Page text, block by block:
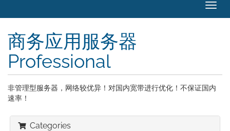
商务应用服务器
Professional
非管理型服务器，网络较优异！对国内宽带进行优化！不保证国内
速率！
Categories